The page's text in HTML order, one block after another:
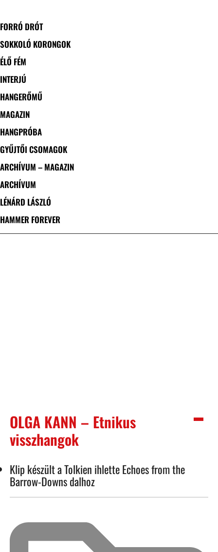
FORRÓ DRÓT
SOKKOLÓ KORONGOK
ÉLŐ FÉM
INTERJÚ
HANGERŐMŰ
MAGAZIN
HANGPRÓBA
GYŰJTŐI CSOMAGOK
ARCHÍVUM – MAGAZIN
ARCHÍVUM
LÉNÁRD LÁSZLÓ
HAMMER FOREVER
OLGA KANN – Etnikus
visszhangok
Klip készült a Tolkien ihlette Echoes from the
Barrow-Downs dalhoz